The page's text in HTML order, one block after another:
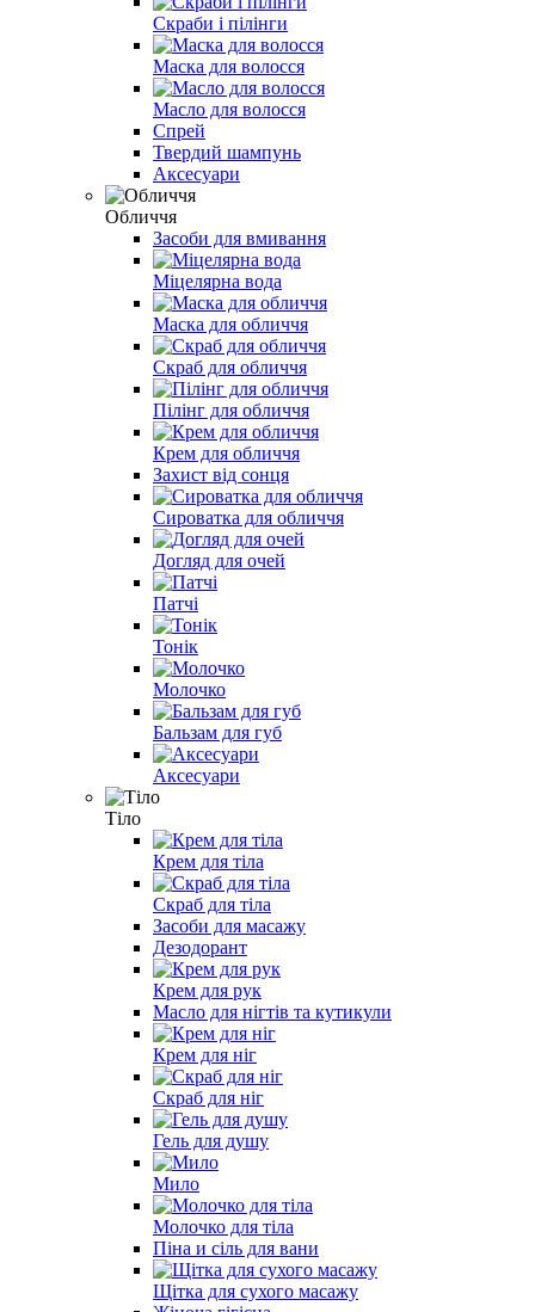
Скраби і пілінги
Маска для волосся
Масло для волоcся
Спрей
Твердий шампунь
Аксесуари
Обличчя
Засоби для вмивання
Міцелярна вода
Маска для обличчя
Скраб для обличчя
Пілінг для обличчя
Крем для обличчя
Захист від сонця
Сироватка для обличчя
Догляд для очей
Патчі
Тонік
Молочко
Бальзам для губ
Аксесуари
Тіло
Крем для тіла
Скраб для тіла
Засоби для масажу
Дезодорант
Крем для рук
Масло для нігтів та кутикули
Крем для ніг
Скраб для ніг
Гель для душу
Мило
Молочко для тіла
Піна и сіль для вани
Щітка для сухого масажу